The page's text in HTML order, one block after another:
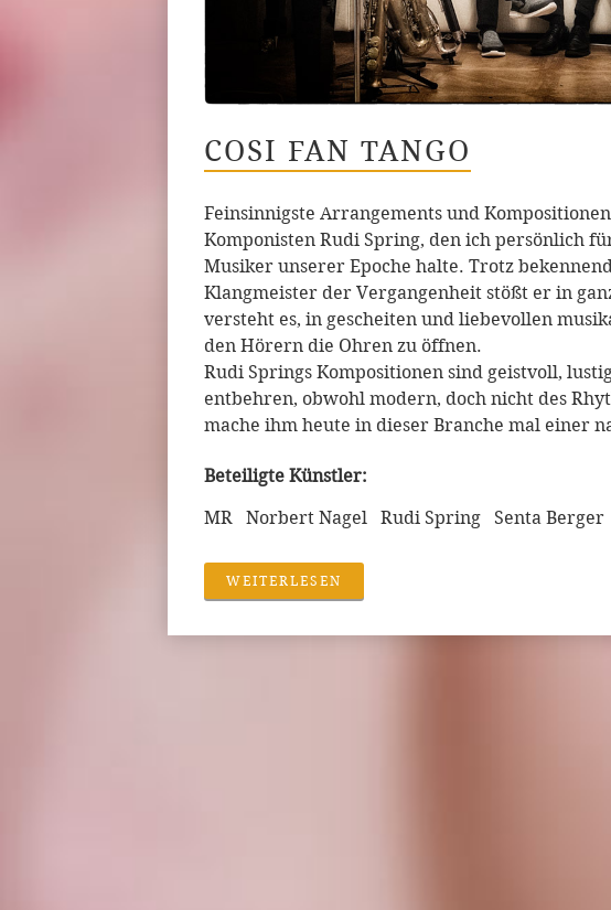
COSI FAN TANGO
Feinsinnigste Arrangements und
Komponisten Rudi Spring, den ich persönlich
Musiker unserer Epoche halte. Trotz
Klangmeister der Vergangenheit stößt er in
versteht es, in gescheiten und liebevollen
den Hörern die Ohren zu öffnen.
Rudi Springs Kompositionen sind geistvoll,
entbehren, obwohl modern, doch nicht des
mache ihm heute in dieser Branche mal einer
Beteiligte Künstler:
MR Norbert Nagel Rudi Spring Senta Berger
WEITERLESEN